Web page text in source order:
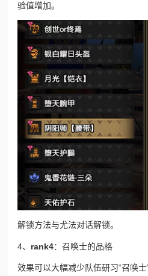
验值增加。
解锁方法与尤法对话解锁。
4、 rank4：召唤士的品格
效果可以大幅减少队伍研习“召唤士